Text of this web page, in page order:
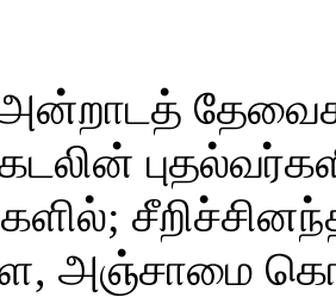
கடலின்
அஞ்சாமை